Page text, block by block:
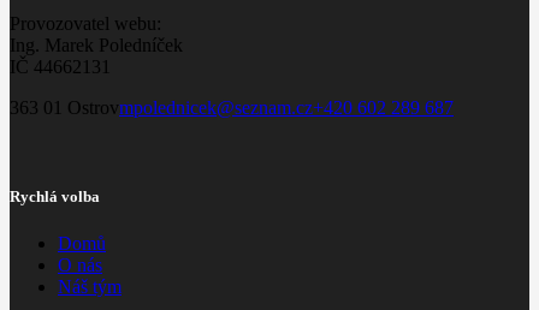
Provozovatel webu:
Ing. Marek Poledníček
IČ 44662131
363 01 Ostrovmpolednicek@seznam.cz+420 602 289 687
Rychlá volba
Domů
O nás
Náš tým